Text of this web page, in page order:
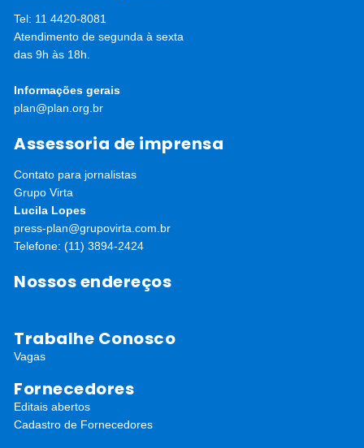
Tel: 11 4420-8081
Atendimento de segunda à sexta
das 9h às 18h.
Informações gerais
plan@plan.org.br
Assessoria de imprensa
Contato para jornalistas
Grupo Virta
Lucila Lopes
press-plan@grupovirta.com.br
Telefone: (11) 3894-2424
Nossos endereços
Trabalhe Conosco
Vagas
Fornecedores
Editais abertos
Cadastro de Fornecedores